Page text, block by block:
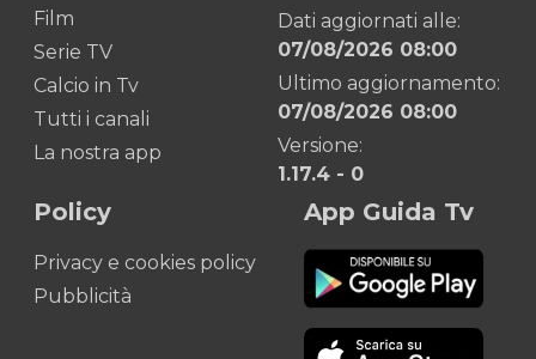
Film
Serie TV
Calcio in Tv
Tutti i canali
La nostra app
Dati aggiornati alle:
07/08/2026 08:00
Ultimo aggiornamento:
07/08/2026 08:00
Versione:
1.17.4 - 0
Policy
Privacy e cookies policy
Pubblicità
App Guida Tv